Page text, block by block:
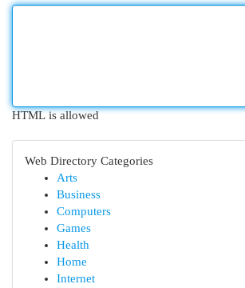
HTML is allowed
Web Directory Categories
Arts
Business
Computers
Games
Health
Home
Internet